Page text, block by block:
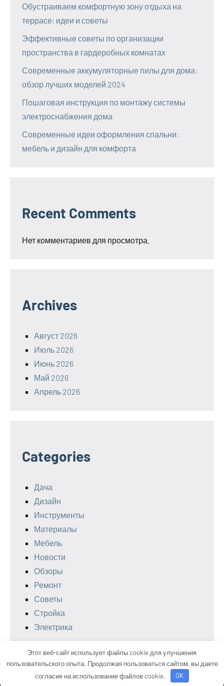
Обустраиваем комфортную зону отдыха на
террасе: идеи и советы
Эффективные советы по организации
пространства в гардеробных комнатах
Современные аккумуляторные пилы для дома:
обзор лучших моделей 2024
Пошаговая инструкция по монтажу системы
электроснабжения дома
Современные идеи оформления спальни:
мебель и дизайн для комфорта
Recent Comments
Нет комментариев для просмотра.
Archives
Август 2026
Июль 2026
Июнь 2026
Май 2026
Апрель 2026
Categories
Дача
Дизайн
Инструменты
Материалы
Мебель
Новости
Обзоры
Ремонт
Советы
Стройка
Электрика
Тема WordPress: Occasio от ThemeZee.
Этот веб-сайт использует файлы cookie для улучшения
пользовательского опыта. Продолжая пользоваться сайтом, вы даете
согласие на использование файлов cookie.
OK